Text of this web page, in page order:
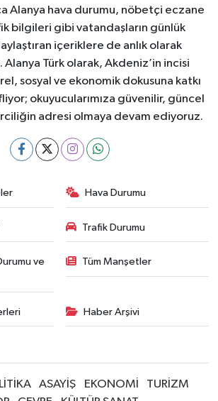
Alanya hava durumu, nöbetçi eczane
bilgileri gibi vatandaşların günlük
içeriklere de anlık olarak
Alanya Türk olarak, Akdeniz’in incisi
sosyal ve ekonomik dokusuna katkı
okuyucularımıza güvenilir, güncel
adresi olmaya devam ediyoruz.
Hava Durumu
Trafik Durumu
ve
Tüm Manşetler
Haber Arşivi
ASAYİŞ EKONOMİ
TURİZM